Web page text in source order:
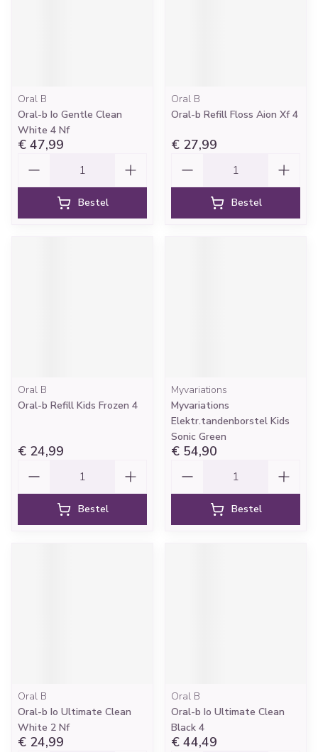
Oral B
Oral-b Io Gentle Clean
White 4 Nf
€ 47,99
Bestel
Oral B
Oral-b Refill Floss Aion Xf 4
€ 27,99
Bestel
Oral B
Oral-b Refill Kids Frozen 4
€ 24,99
Bestel
Myvariations
Myvariations
Elektr.tandenborstel Kids
Sonic Green
€ 54,90
Bestel
Oral B
Oral-b Io Ultimate Clean
White 2 Nf
€ 24,99
Oral B
Oral-b Io Ultimate Clean
Black 4
€ 44,49